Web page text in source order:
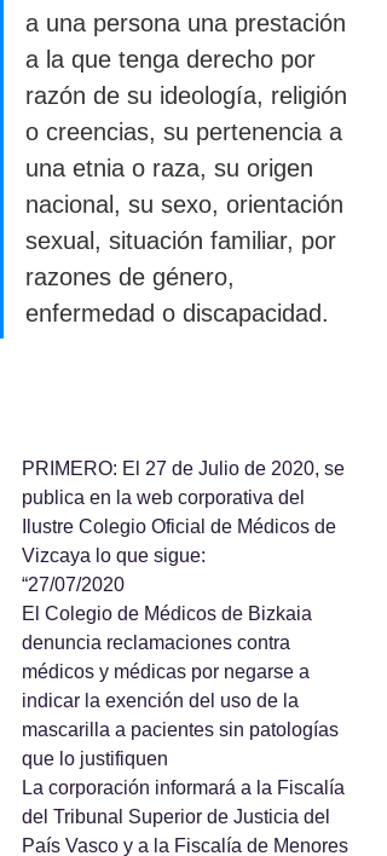
a una persona una prestación
a la que tenga derecho por
razón de su ideología, religión
o creencias, su pertenencia a
una etnia o raza, su origen
nacional, su sexo, orientación
sexual, situación familiar, por
razones de género,
enfermedad o discapacidad.
PRIMERO: El 27 de Julio de 2020, se
publica en la web corporativa del
Ilustre Colegio Oficial de Médicos de
Vizcaya lo que sigue:
“27/07/2020
El Colegio de Médicos de Bizkaia
denuncia reclamaciones contra
médicos y médicas por negarse a
indicar la exención del uso de la
mascarilla a pacientes sin patologías
que lo justifiquen
La corporación informará a la Fiscalía
del Tribunal Superior de Justicia del
País Vasco y a la Fiscalía de Menores